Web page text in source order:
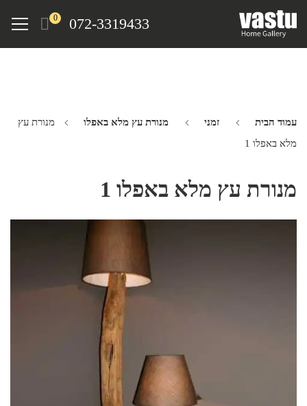
072-3319433
0
Menu
עמוד הבית זמני מנורת עץ מלא באפלו
מנורת עץ
מלא באפלו 1
מנורת עץ מלא באפלו 1